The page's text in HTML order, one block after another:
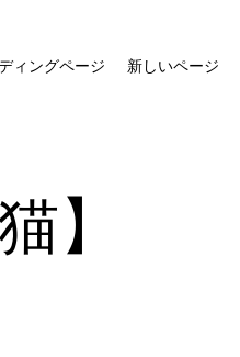
ィングページ 新しいページ
】